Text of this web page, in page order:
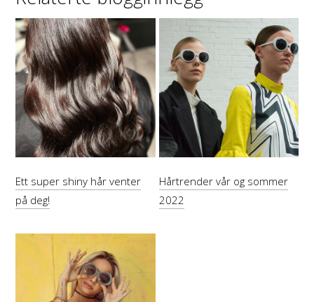
Ett super shiny hår venter
på deg!
Hårtrender vår og sommer
2022